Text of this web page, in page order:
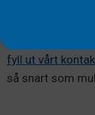
fyll ut vårt
så snart som